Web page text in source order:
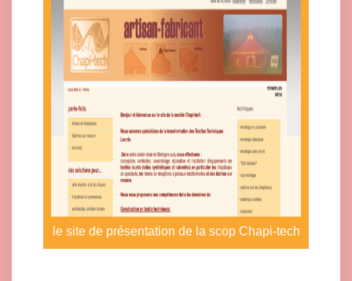
le site de présentation de la scop Chapi-tech